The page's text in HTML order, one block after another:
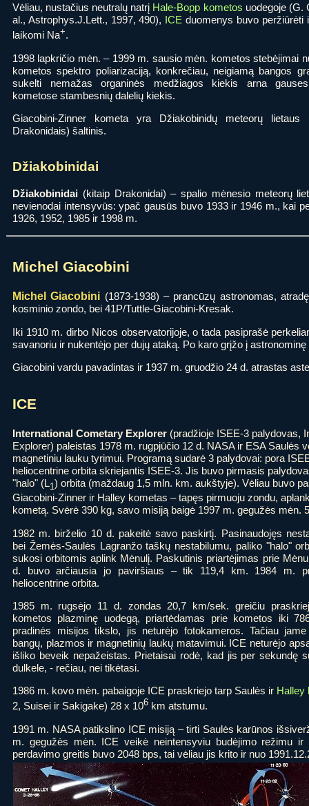
Vėliau, nustačius neutralų natrį Hale-Bopp kometos uodegoje (G.
al., Astrophys.J.Lett., 1997, 490), ICE duomenys buvo peržiūrėti
laikomi Na+.
1998 lapkričio mėn. – 1999 m. sausio mėn. kometos stebėjimai
kometos spektro poliarizaciją, konkrečiau, neigiamą bangos
sukelti nemažas organinės medžiagos kiekis arna
kometose stambesnių dalelių kiekis.
Giacobini-Zinner kometa yra Džiakobinidų meteorų lietaus
Drakonidais) šaltinis.
Džiakobinidai
Džiakobinidai (kitaip Drakonidai) – spalio mėnesio meteorų
nevienodai intensyvūs: ypač gausūs buvo 1933 ir 1946 m., kai
1926, 1952, 1985 ir 1998 m.
Michel Giacobini
Michel Giacobini (1873-1938) – prancūzų astronomas,
kosminio zondo, bei 41P/Tuttle-Giacobini-Kresak.
Iki 1910 m. dirbo Nicos observatorijoje, o tada pasiprašė
savanoriu ir nukentėjo per dujų ataką. Po karo grįžo į astronominę
Giacobini vardu pavadintas ir 1937 m. gruodžio 24 d. atrastas
ICE
International Cometary Explorer (pradžioje ISEE-3 palydovas,
Explorer) paleistas 1978 m. rugpjūčio 12 d. NASA ir ESA Saulės
magnetiniu lauku tyrimui. Programą sudarė 3 palydovai: pora
heliocentrine orbita skriejantis ISEE-3. Jis buvo pirmasis
"halo" (L1) orbita (maždaug 1,5 mln. km. aukštyje). Vėliau buvo
Giacobini-Zinner ir Halley kometas – tapęs pirmuoju zondu,
kometą. Svėrė 390 kg, savo misiją baigė 1997 m. gegužės mėn.
1982 m. birželio 10 d. pakeitė savo paskirtį. Pasinaudojęs
bei Žemės-Saulės Lagranžo taškų nestabilumu, paliko "halo"
sukosi orbitomis aplink Mėnulį. Paskutinis priartėjimas prie
d. buvo arčiausia jo paviršiaus – tik 119,4 km. 1984 m.
heliocentrine orbita.
1985 m. rugsėjo 11 d. zondas 20,7 km/sek. greičiu
kometos plazminę uodegą, priartėdamas prie kometos iki
pradinės misijos tikslo, jis neturėjo fotokameros. Tačiau
bangų, plazmos ir magnetinių laukų matavimui. ICE neturėjo
išliko beveik nepažeistas. Prietaisai rodė, kad jis per sekundę
dulkele, - rečiau, nei tikėtasi.
1986 m. kovo mėn. pabaigoje ICE praskriejo tarp Saulės ir Halley
2, Suisei ir Sakigake) 28 x 106 km atstumu.
1991 m. NASA patikslino ICE misiją – tirti Saulės karūnos
m. gegužės mėn. ICE veikė neintensyviu budėjimo režimu
perdavimo greitis buvo 2048 bps, tai vėliau jis krito ir nuo